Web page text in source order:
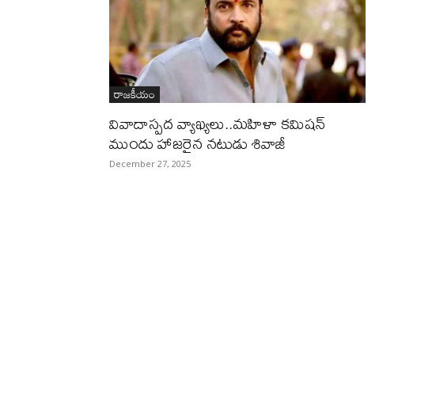
రాజకీయం
వివాదాస్పద వ్యాఖ్యలు..మహిళా కమిషన్
ముందు హాజరైన నటుడు శివాజీ
December 27, 2025